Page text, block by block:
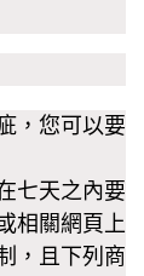
，您可以要
七天之內要
相關網頁上
，且下列商